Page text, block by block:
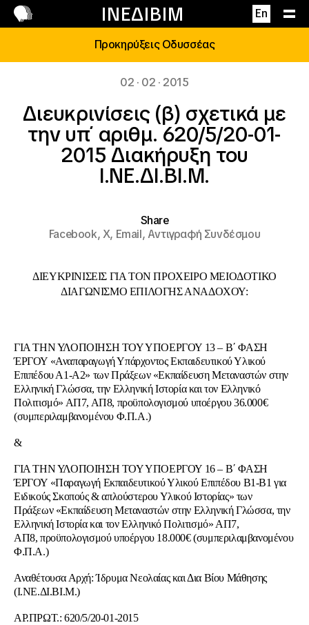
ΙΝΕΔΙΒΙΜ En
Επικοινωνία
Προκηρύξεις Οδυσσέας
02 · 02 · 2015
Διευκρινίσεις (β) σχετικά με
την υπ΄ αριθμ. 620/5/20-01-
2015 Διακήρυξη του
Ι.ΝΕ.ΔΙ.ΒΙ.Μ.
Share
Facebook,X, Email,Αντιγραφή Συνδέσμου
ΔΙΕΥΚΡΙΝΙΣΕΙΣ ΓΙΑ ΤΟΝ ΠΡΟΧΕΙΡΟ ΜΕΙΟΔΟΤΙΚΟ
ΔΙΑΓΩΝΙΣΜΟ ΕΠΙΛΟΓΗΣ ΑΝΑΔΟΧΟΥ:
ΓΙΑ ΤΗΝ ΥΛΟΠΟΙΗΣΗ ΤΟΥ ΥΠΟΕΡΓΟΥ 13 – Β΄ ΦΑΣΗ
ΈΡΓΟΥ «Αναπαραγωγή Υπάρχοντος Εκπαιδευτικού Υλικού
Επιπέδου Α1-Α2» των Πράξεων «Εκπαίδευση Μεταναστών στην
Ελληνική Γλώσσα, την Ελληνική Ιστορία και τον Ελληνικό
Πολιτισμό» ΑΠ7, ΑΠ8, προϋπολογισμού υποέργου 36.000€
(συμπεριλαμβανομένου Φ.Π.Α.)
&
ΓΙΑ ΤΗΝ ΥΛΟΠΟΙΗΣΗ ΤΟΥ ΥΠΟΕΡΓΟΥ 16 – Β΄ ΦΑΣΗ
ΈΡΓΟΥ «Παραγωγή Εκπαιδευτικού Υλικού Επιπέδου Β1-Β1 για
Ειδικούς Σκοπούς & απλούστερου Υλικού Ιστορίας» των
Πράξεων «Εκπαίδευση Μεταναστών στην Ελληνική Γλώσσα, την
Ελληνική Ιστορία και τον Ελληνικό Πολιτισμό» ΑΠ7,
ΑΠ8, προϋπολογισμού υποέργου 18.000€ (συμπεριλαμβανομένου
Φ.Π.Α.)
Αναθέτουσα Αρχή: Ίδρυμα Νεολαίας και Δια Βίου Μάθησης
(Ι.ΝΕ.ΔΙ.ΒΙ.Μ.)
ΑΡ.ΠΡΩΤ.: 620/5/20-01-2015